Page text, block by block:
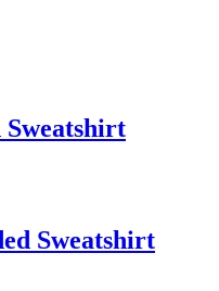
Sweatshirt
Sweatshirt